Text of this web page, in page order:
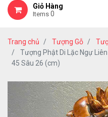
Giỏ Hàng
Items 0
Trang chủ Tượng Gỗ
Tượng Phật Di Lặc Ngự
45 Sâu 26 (cm)